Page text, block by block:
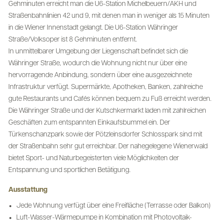
Gehminuten erreicht man die U6-Station Michelbeuern/AKH und
Straßenbahnlinien 42 und 9, mit denen man in weniger als 15 Minuten
in die Wiener Innenstadt gelangt. Die U6-Station Währinger
Straße/Volksoper ist 8 Gehminuten entfernt.
In unmittelbarer Umgebung der Liegenschaft befindet sich die
Währinger Straße, wodurch die Wohnung nicht nur über eine
hervorragende Anbindung, sondern über eine ausgezeichnete
Infrastruktur verfügt. Supermärkte, Apotheken, Banken, zahlreiche
gute Restaurants und Cafés können bequem zu Fuß erreicht werden.
Die Währinger Straße und der Kutschkermarkt laden mit zahlreichen
Geschäften zum entspannten Einkaufsbummel ein. Der
Türkenschanzpark sowie der Pötzleinsdorfer Schlosspark sind mit
der Straßenbahn sehr gut erreichbar. Der nahegelegene Wienerwald
bietet Sport- und Naturbegeisterten viele Möglichkeiten der
Entspannung und sportlichen Betätigung.
Ausstattung
Jede Wohnung verfügt über eine Freifläche (Terrasse oder Balkon)
Luft-Wasser-Wärmepumpe in Kombination mit Photovoltaik-